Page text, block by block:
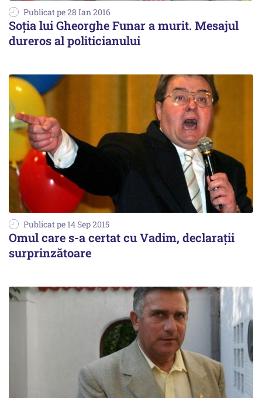
Publicat pe 28 Ian 2016
Soția lui Gheorghe Funar a murit. Mesajul
dureros al politicianului
Publicat pe 14 Sep 2015
Omul care s-a certat cu Vadim, declarații
surprinzătoare